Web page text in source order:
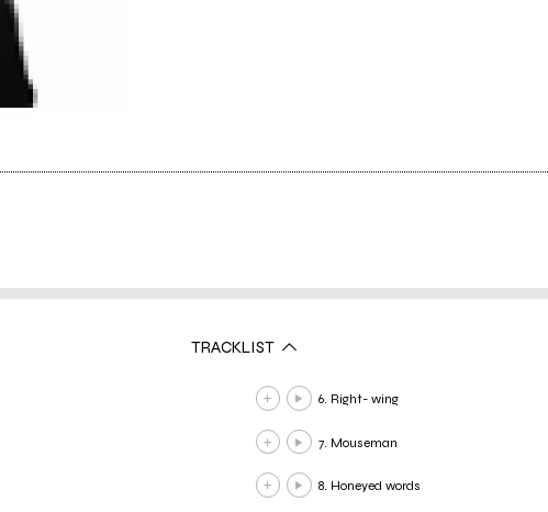
TRACKLIST
6. Right- wing
7. Mouseman
8. Honeyed words